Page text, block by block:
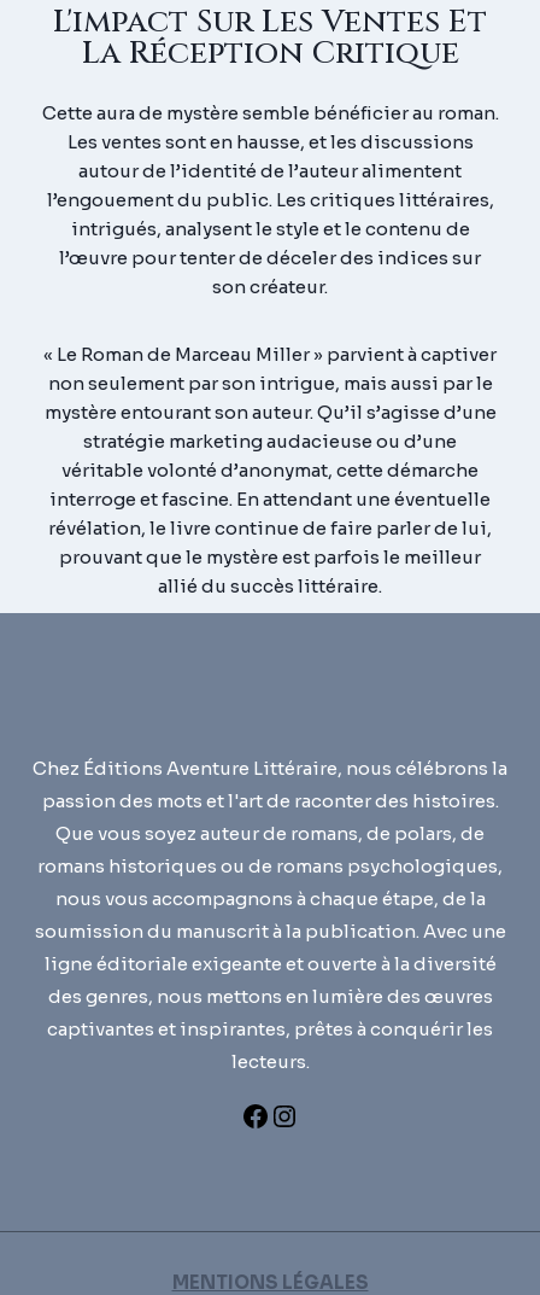
L'impact Sur Les Ventes Et
La Réception Critique
Cette aura de mystère semble bénéficier au roman.
Les ventes sont en hausse, et les discussions
autour de l’identité de l’auteur alimentent
l’engouement du public. Les critiques littéraires,
intrigués, analysent le style et le contenu de
l’œuvre pour tenter de déceler des indices sur
son créateur.
« Le Roman de Marceau Miller » parvient à captiver
non seulement par son intrigue, mais aussi par le
mystère entourant son auteur.Qu’il s’agisse d’une
stratégie marketing audacieuse ou d’une
véritable volonté d’anonymat, cette démarche
interroge et fascine. En attendant une éventuelle
révélation, le livre continue de faire parler de lui,
prouvant que le mystère est parfois le meilleur
allié du succès littéraire.
Chez Éditions Aventure Littéraire, nous célébrons la
passion des mots et l'art de raconter des histoires.
Que vous soyez auteur de romans, de polars, de
romans historiques ou de romans psychologiques,
nous vous accompagnons à chaque étape, de la
soumission du manuscrit à la publication. Avec une
ligne éditoriale exigeante et ouverte à la diversité
des genres, nous mettons en lumière des œuvres
captivantes et inspirantes, prêtes à conquérir les
lecteurs.
MENTIONS LÉGALES